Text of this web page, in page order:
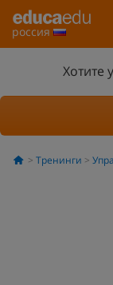
россия
Хотите
Тренинги